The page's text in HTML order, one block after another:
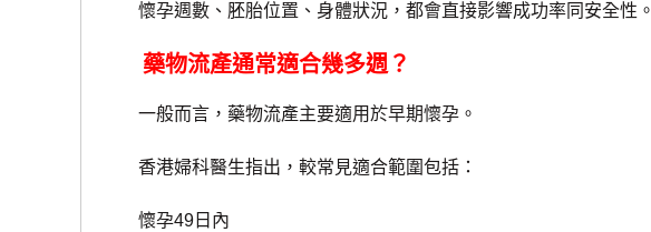
懷孕週數、胚胎位置、身體狀況，都會直接影響成功率同安全性。
藥物流產通常適合幾多週？
一般而言，藥物流產主要適用於早期懷孕。
香港婦科醫生指出，較常見適合範圍包括：
懷孕49日內